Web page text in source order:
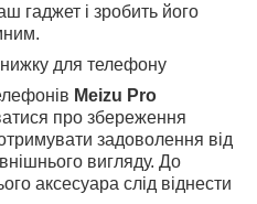
гаджет і зробить його
для телефону
Meizu Pro
про збереження
задоволення від
вигляду. До
аксесуара слід віднести